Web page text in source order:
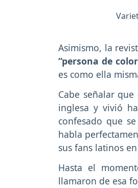
Asimismo, la
“persona de
es como ella
Cabe señalar
inglesa y vivió
confesado que
habla
sus fans latinos
Hasta el
llamaron de esa